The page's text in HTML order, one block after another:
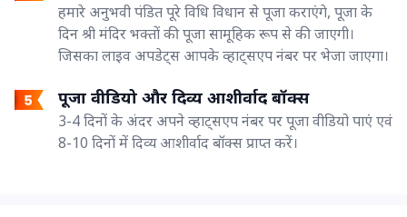
हमारे अनुभवी पंडित पूरे विधि विधान से पूजा कराएंगे, पूजा के
दिन श्री मंदिर भक्तों की पूजा सामूहिक रूप से की जाएगी।
जिसका लाइव अपडेट्स आपके व्हाट्सएप नंबर पर भेजा जाएगा।
पूजा वीडियो और दिव्य आशीर्वाद बॉक्स
3-4 दिनों के अंदर अपने व्हाट्सएप नंबर पर पूजा वीडियो पाएं एवं
8-10 दिनों में दिव्य आशीर्वाद बॉक्स प्राप्त करें।